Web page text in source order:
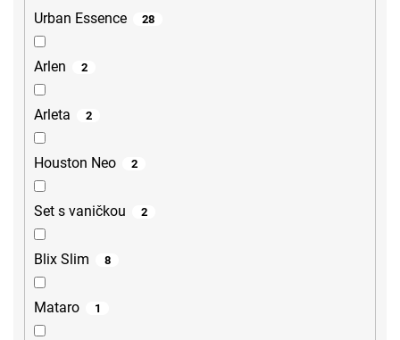
Urban Essence 28
Arlen 2
Arleta 2
Houston Neo 2
Set s vaničkou 2
Blix Slim 8
Mataro 1